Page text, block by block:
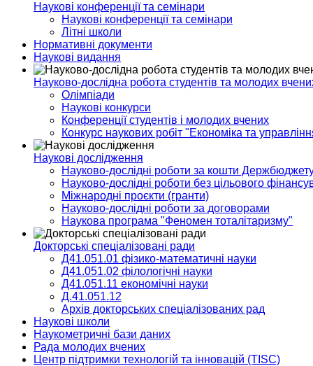
Наукові конференції та семінари
Наукові конференції та семінари
Літні школи
Нормативні документи
Наукові видання
Науково-дослідна робота студентів та молодих
Олімпіади
Наукові конкурси
Конференції студентів і молодих вчених
Конкурс наукових робіт "Економіка та
Наукові дослідження
Науково-дослідні роботи за кошти
Науково-дослідні роботи без цільового
Міжнародні проєкти (гранти)
Науково-дослідні роботи за договорами
Наукова програма "Феномен тоталітаризму"
Докторські спеціалізовані ради
Д41.051.01 фізико-математичні науки
Д41.051.02 філологічні науки
Д41.051.11 економічні науки
Д.41.051.12
Архів докторських спеціалізованих рад
Наукові школи
Наукометричні бази даних
Рада молодих вчених
Центр підтримки технологій та інновацій (TISC)